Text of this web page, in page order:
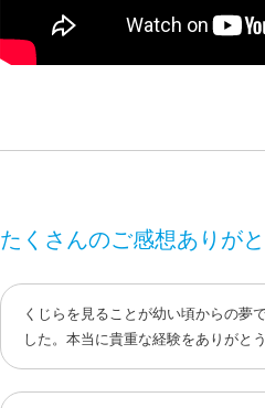
たくさんのご感想ありが
くじらを見ることが幼い頃からの夢
した。本当に貴重な経験をありがと